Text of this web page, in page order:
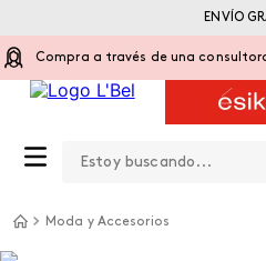
Compra a través de una
ENVÍO
Moda y Accesorios